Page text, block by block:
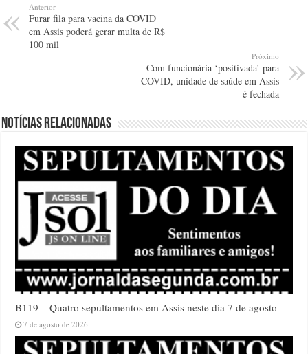
Anterior
Furar fila para vacina da COVID
em Assis poderá gerar multa de R$
100 mil
Próximo
Com funcionária ‘positivada’ para
COVID, unidade de saúde em Assis
é fechada
Notícias relacionadas
B119 – Quatro sepultamentos em Assis neste dia 7 de agosto
7 de agosto de 2026